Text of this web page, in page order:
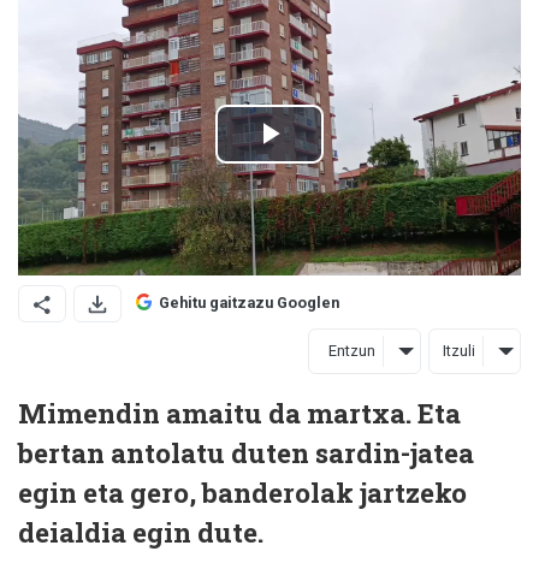
Gehitu gaitzazu Googlen
Entzun Itzuli
Mimendin amaitu da martxa. Eta
bertan antolatu duten sardin-jatea
egin eta gero, banderolak jartzeko
deialdia egin dute.